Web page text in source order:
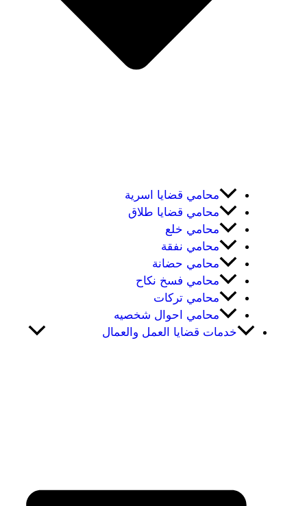
محامي قضايا اسرية
محامي قضايا طلاق
محامي خلع
محامي نفقة
محامي حضانة
محامي فسخ نكاح
محامي تركات
محامي احوال شخصيه
خدمات قضايا العمل والعمال